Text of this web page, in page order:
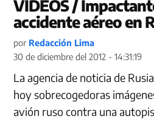
VIDEOS /
accidente aéreo en
por Redacción Lima
30 de diciembre del 2012 - 14:31:19
La agencia de noticia de
hoy sobrecogedoras
avión ruso contra una